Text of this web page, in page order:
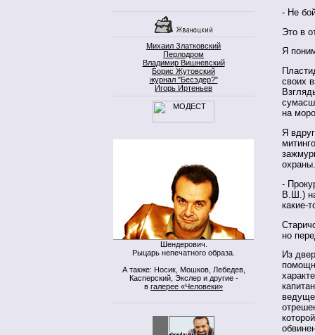
Михаил Златковский
Перлодром
Владимир Вишневский
Борис Жутовский
журнал "Бесэдер?"
Игорь Иртеньев
Шендерович.
Рыцарь непечатного образа.
А также: Носик, Мошков, Лебедев,
Касперский, Экслер и другие -
в галерее «Человеки»
- Не
Это в
Я
своих
на
Я
охраны.
-
В.Ш.)
какие-
но
Из